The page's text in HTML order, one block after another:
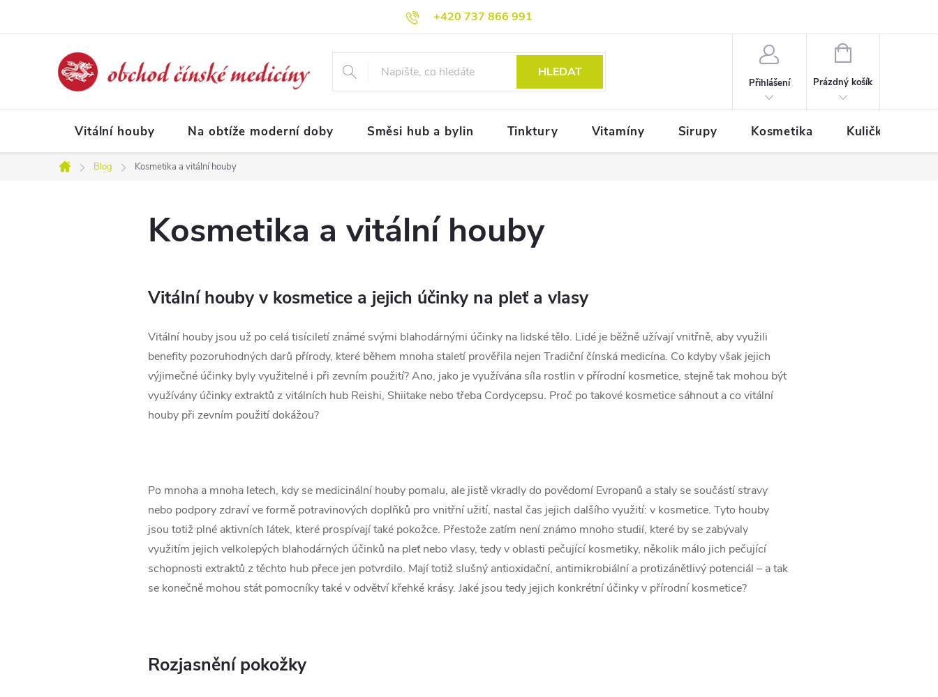
+420 737 866 991
HLEDAT
Přihlášení
NÁKUPNÍ
Prázdný košík
Vitální houby Na obtíže moderní doby Směsi hub a bylin Tinktury Vitamíny Sirupy Kosmetika Kuličky
Domů
Blog Kosmetika a vitální houby
Kosmetika a vitální houby
Vitální houby v kosmetice a jejich účinky na pleť a vlasy
Vitální houby jsou už po celá tisíciletí známé svými blahodárnými účinky na lidské tělo. Lidé je běžně užívají vnitřně, aby využili
benefity pozoruhodných darů přírody, které během mnoha staletí prověřila nejen Tradiční čínská medicína. Co kdyby však jejich
výjimečné účinky byly využitelné i při zevním použití? Ano, jako je využívána síla rostlin v přírodní kosmetice, stejně tak mohou být
využívány účinky extraktů z vitálních hub Reishi, Shiitake nebo třeba Cordycepsu. Proč po takové kosmetice sáhnout a co vitální
houby při zevním použití dokážou?
Po mnoha a mnoha letech, kdy se medicinální houby pomalu, ale jistě vkradly do povědomí Evropanů a staly se součástí stravy
nebo podpory zdraví ve formě potravinových doplňků pro vnitřní užití, nastal čas jejich dalšího využití: v kosmetice. Tyto houby
jsou totiž plné aktivních látek, které prospívají také pokožce. Přestože zatím není známo mnoho studií, které by se zabývaly
využitím jejich velkolepých blahodárných účinků na pleť nebo vlasy, tedy v oblasti pečující kosmetiky, několik málo jich pečující
schopnosti extraktů z těchto hub přece jen potvrdilo. Mají totiž slušný antioxidační, antimikrobiální a protizánětlivý potenciál – a tak
se konečně mohou stát pomocníky také v odvětví křehké krásy. Jaké jsou tedy jejich konkrétní účinky v přírodní kosmetice?
Rozjasnění pokožky